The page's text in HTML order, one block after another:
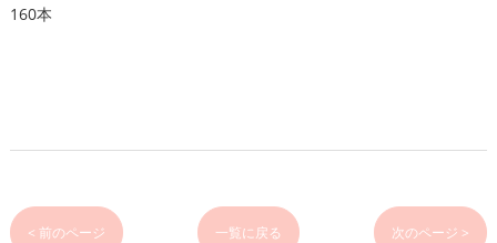
160本
< 前のページ 一覧に戻る 次のページ >